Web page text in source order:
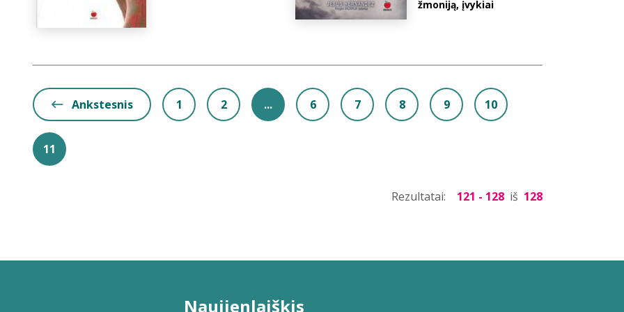
žmoniją, įvykiai
Ankstesnis 1 2 ... 6 7 8 9 10
11
Rezultatai: 121 - 128 iš 128
Naujienlaiškis